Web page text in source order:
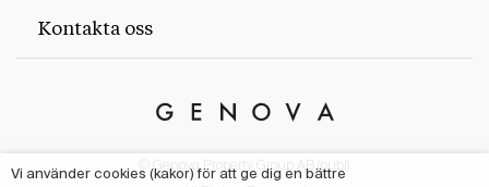
Kontakta oss
Genova
Group
Vi använder cookies (kakor) för att ge dig en bättre